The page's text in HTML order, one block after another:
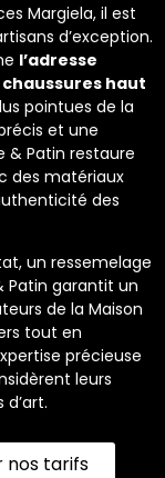
Margiela, il est
d’exception.
l’adresse
haut
pointues de la
et une
& Patin restaure
des matériaux
des
un ressemelage
Patin garantit un
de la Maison
tout en
précieuse
leurs
nos tarifs